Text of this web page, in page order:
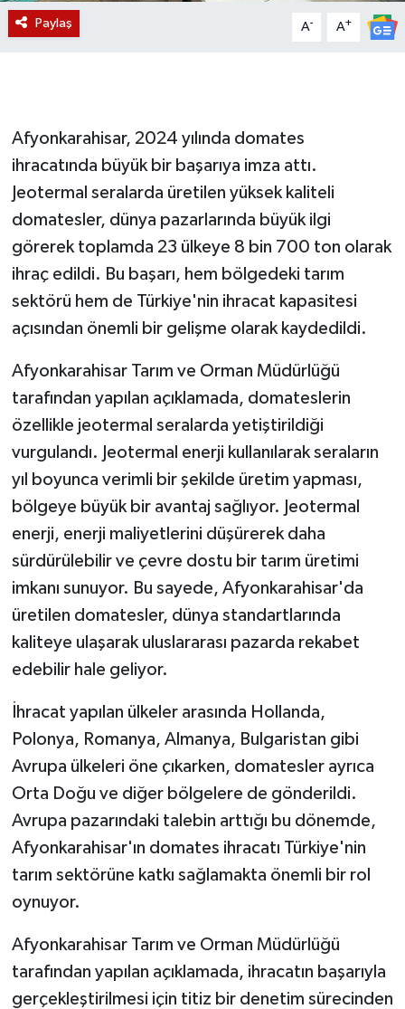
Paylaş A- A+
Afyonkarahisar, 2024 yılında domates
ihracatında büyük bir başarıya imza attı.
Jeotermal seralarda üretilen yüksek kaliteli
domatesler, dünya pazarlarında büyük ilgi
görerek toplamda 23 ülkeye 8 bin 700 ton olarak
ihraç edildi. Bu başarı, hem bölgedeki tarım
sektörü hem de Türkiye'nin ihracat kapasitesi
açısından önemli bir gelişme olarak kaydedildi.
Afyonkarahisar Tarım ve Orman Müdürlüğü
tarafından yapılan açıklamada, domateslerin
özellikle jeotermal seralarda yetiştirildiği
vurgulandı. Jeotermal enerji kullanılarak seraların
yıl boyunca verimli bir şekilde üretim yapması,
bölgeye büyük bir avantaj sağlıyor. Jeotermal
enerji, enerji maliyetlerini düşürerek daha
sürdürülebilir ve çevre dostu bir tarım üretimi
imkanı sunuyor. Bu sayede, Afyonkarahisar'da
üretilen domatesler, dünya standartlarında
kaliteye ulaşarak uluslararası pazarda rekabet
edebilir hale geliyor.
İhracat yapılan ülkeler arasında Hollanda,
Polonya, Romanya, Almanya, Bulgaristan gibi
Avrupa ülkeleri öne çıkarken, domatesler ayrıca
Orta Doğu ve diğer bölgelere de gönderildi.
Avrupa pazarındaki talebin arttığı bu dönemde,
Afyonkarahisar'ın domates ihracatı Türkiye'nin
tarım sektörüne katkı sağlamakta önemli bir rol
oynuyor.
Afyonkarahisar Tarım ve Orman Müdürlüğü
tarafından yapılan açıklamada, ihracatın başarıyla
gerçekleştirilmesi için titiz bir denetim sürecinden